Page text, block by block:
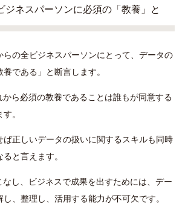
ジネスパーソンに必須の「教養」と
らの全ビジネスパーソンにとって、データの
である」と断言します。
から必須の教養であることは誰もが同意する
。
ば正しいデータの扱いに関するスキルも同時
と言えます。
なし、ビジネスで成果を出すためには、デー
し、整理し、活用する能力が不可欠です。